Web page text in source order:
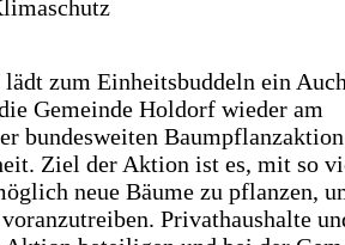
zum Einheitsbuddeln ein
Gemeinde Holdorf wieder am
bundesweiten
Ziel der Aktion ist es, mit so
neue Bäume zu pflanzen,
Privathaushalte